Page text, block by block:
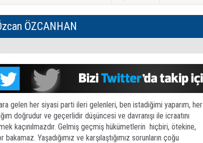
ÖZCANHAN
gelen her siyasi parti ileri gelenleri, ben istadiğimi yaparım, her
doğrudur ve geçerlidir düşüncesi ve davranışı ile icraatını
kaçınılmazdır. Gelmiş geçmiş hükümetlerin hiçbiri, ötekine,
Yaşadığımız ve karşılaştığımız sorunların çoğu